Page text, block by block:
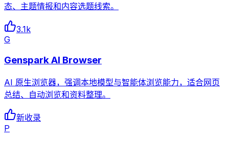
态、主题情报和内容选题线索。
3.1k
G
Genspark AI Browser
AI 原生浏览器，强调本地模型与智能体浏览能力，适合网页
总结、自动浏览和资料整理。
新收录
P